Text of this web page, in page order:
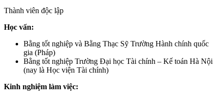
Thành viên độc lập
Học vấn:
Bằng tốt nghiệp và Bằng Thạc Sỹ Trường Hành chính quốc
gia (Pháp)
Bằng tốt nghiệp Trường Đại học Tài chính – Kế toán Hà Nội
(nay là Học viện Tài chính)
Kinh nghiệm làm việc: